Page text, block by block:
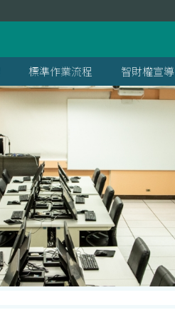
標準作業流程 智財權宣導